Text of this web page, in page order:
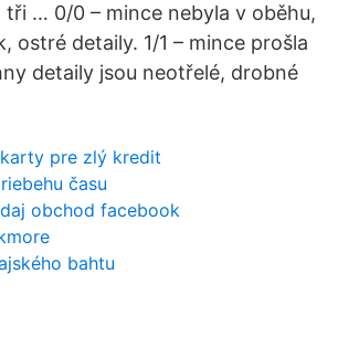
tři … 0/0 – mince nebyla v oběhu,
ostré detaily. 1/1 – mince prošla
detaily jsou neotřelé, drobné
pre zlý kredit
času
obchod facebook
bahtu